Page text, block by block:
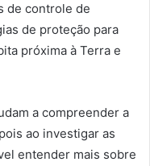
de controle de
de proteção para
próxima à Terra e
a compreender a
ao investigar as
entender mais sobre